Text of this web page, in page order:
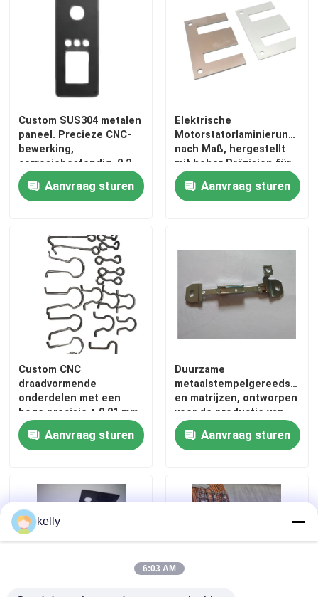
Custom SUS304 metalen
paneel. Precieze CNC-
bewerking,
corrosiebestendig, 0,2
mm tot 3.0 mm dik.
Aanvraag sturen
Elektrische
Motorstatorlaminierungen
nach Maß, hergestellt
mit hoher Präzision für
optimale magnetische
Leistung und
Aanvraag sturen
Custom CNC
draadvormende
onderdelen met een
hoge precisie ± 0,01 mm
voor complexe vormen
en snelle doorlooptijd
Aanvraag sturen
Duurzame
en matrijzen, ontworpen
voor de productie van
auto-elektronica,
industriële en
Aanvraag sturen
kelly
6:03 AM